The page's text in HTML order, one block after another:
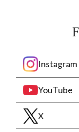
Instagram
YouTube
X